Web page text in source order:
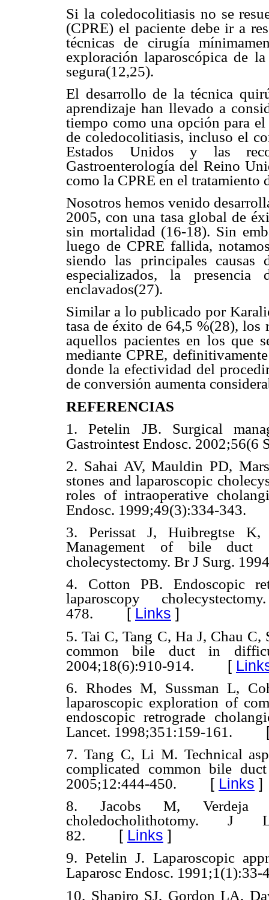
Si la coledocolitiasis no se
(CPRE) el paciente debe ir a
técnicas de cirugía
exploración laparoscópica de
segura(12,25).
El desarrollo de la técnica
aprendizaje han llevado a
tiempo como una opción para
de coledocolitiasis, incluso el
Estados Unidos y las
Gastroenterología del Reino
como la CPRE en el tratamiento
Nosotros hemos venido
2005, con una tasa global de
sin mortalidad (16-18). Sin
luego de CPRE fallida,
siendo las principales
especializados, la
enclavados(27).
Similar a lo publicado por
tasa de éxito de 64,5 %(28), los
aquellos pacientes en los que
mediante CPRE,
donde la efectividad del
de conversión aumenta
REFERENCIAS
1. Petelin JB. Surgical
Gastrointest Endosc. 2002;56(6
2. Sahai AV, Mauldin PD,
stones and laparoscopic
roles of intraoperative
Endosc. 1999;49(3):334-343.
3. Perissat J, Huibregtse
Management of bile duct
cholecystectomy. Br J Surg.
4. Cotton PB. Endoscopic
laparoscopy
478. [ Links ]
5. Tai C, Tang C, Ha J, Chau
common bile duct in
2004;18(6):910-914. [
6. Rhodes M, Sussman L,
laparoscopic exploration of
endoscopic retrograde
Lancet. 1998;351:159-161.
7. Tang C, Li M. Technical
complicated common bile
2005;12:444-450. [ Links ]
8. Jacobs M, Verdeja
choledocholithotomy. J
82. [ Links ]
9. Petelin J. Laparoscopic
Laparosc Endosc. 1991;1(1):33-
10. Shapiro SJ, Gordon LA,